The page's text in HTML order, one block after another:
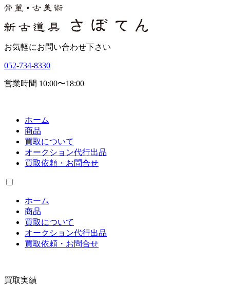
お気軽にお問い合わせ下さい
052-734-8330
営業時間 10:00〜18:00
ホーム
商品
買取について
オークション代行出品
買取依頼・お問合せ
ホーム
商品
買取について
オークション代行出品
買取依頼・お問合せ
買取実績